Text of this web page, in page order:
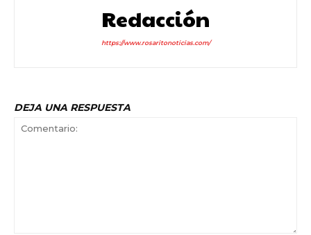
Redacción
https://www.rosaritonoticias.com/
DEJA UNA RESPUESTA